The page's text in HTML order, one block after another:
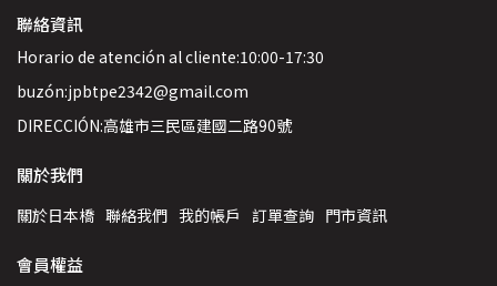
聯絡資訊
Horario de atención al cliente:10:00-17:30
buzón:jpbtpe2342@gmail.com
DIRECCIÓN:高雄市三民區建國二路90號
關於我們
關於日本橋 聯絡我們 我的帳戶 訂單查詢 門市資訊
會員權益